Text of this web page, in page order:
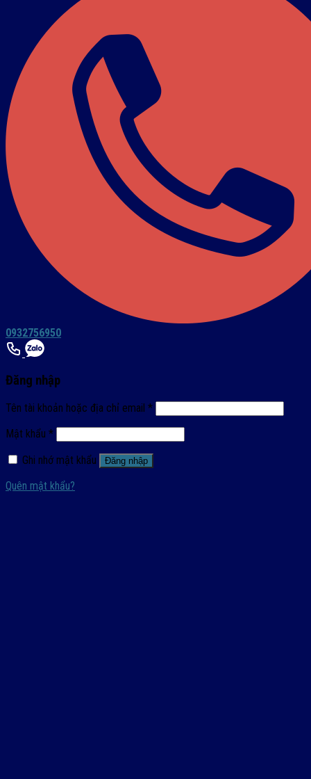
0932756950
Đăng nhập
Tên tài khoản hoặc địa chỉ email *
Mật khẩu *
Ghi nhớ mật khẩu
Đăng nhập
Quên mật khẩu?